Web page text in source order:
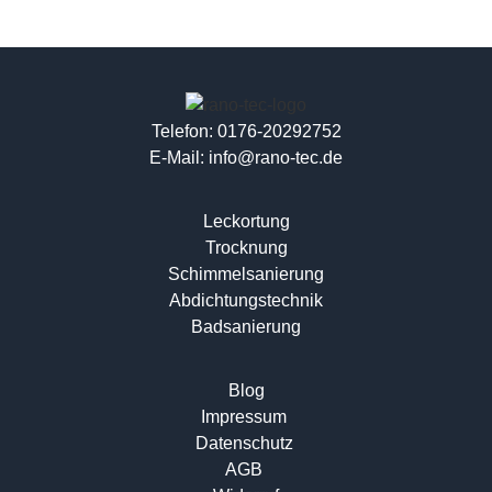
Telefon: 0176-20292752
E-Mail: info@rano-tec.de
Leckortung
Trocknung
Schimmelsanierung
Abdichtungstechnik
Badsanierung
Blog
Impressum
Datenschutz
AGB